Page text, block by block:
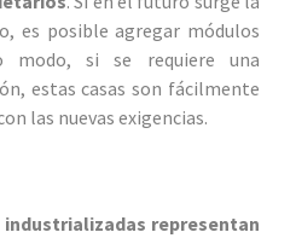
es posible agregar módulos
modo, si se requiere una
estas casas son fácilmente
las nuevas exigencias.
industrializadas representan